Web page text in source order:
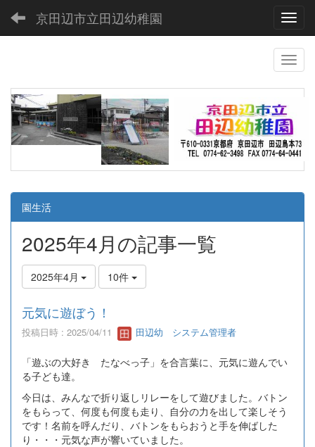
京田辺市立田辺幼稚園
園生活
2025年4月の記事一覧
2025年4月 10件
元気に遊ぼう！
投稿日時 : 2025/04/11 田辺幼 システム管理者
「遊ぶの大好き たなべっ子」を合言葉に、元気に遊んでい
る子ども達。
今日は、みんなで折り返しリレーをして遊びました。バトン
をもらって、何度も何度も走り、自分の力を出して楽しそう
です！名前を呼んだり、バトンをもらおうと手を伸ばした
り・・・元気な声が響いていました。